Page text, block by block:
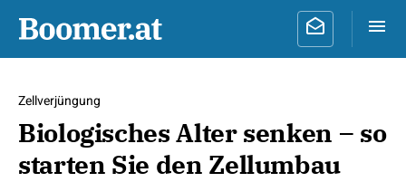
Zellverjüngung
Biologisches Alter senken – so
starten Sie den Zellumbau